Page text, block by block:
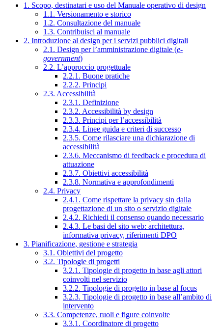
1. Scopo, destinatari e uso del Manuale operativo di design
1.1. Versionamento e storico
1.2. Consultazione del manuale
1.3. Contribuisci al manuale
2. Introduzione al design per i servizi pubblici digitali
2.1. Design per l’amministrazione digitale (e-
government)
2.2. L’approccio progettuale
2.2.1. Buone pratiche
2.2.2. Principi
2.3. Accessibilità
2.3.1. Definizione
2.3.2. Accessibilità by design
2.3.3. Principi per l’accessibilità
2.3.4. Linee guida e criteri di successo
2.3.5. Come rilasciare una dichiarazione di
accessibilità
2.3.6. Meccanismo di feedback e procedura di
attuazione
2.3.7. Obiettivi accessibilità
2.3.8. Normativa e approfondimenti
2.4. Privacy
2.4.1. Come rispettare la privacy sin dalla
progettazione di un sito o servizio digitale
2.4.2. Richiedi il consenso quando necessario
2.4.3. Le basi del sito web: architettura,
informativa privacy, riferimenti DPO
3. Pianificazione, gestione e strategia
3.1. Obiettivi del progetto
3.2. Tipologie di progetti
3.2.1. Tipologie di progetto in base agli attori
coinvolti nel servizio
3.2.2. Tipologie di progetto in base al focus
3.2.3. Tipologie di progetto in base all’ambito di
intervento
3.3. Competenze, ruoli e figure coinvolte
3.3.1. Coordinatore di progetto